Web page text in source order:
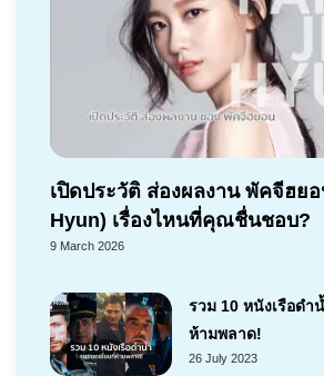
เปิดประวัติ ส่องผลงาน พัคจีฮย
Hyun) เรื่องไหนที่คุณชื่นชอบ?
9 March 2026
รวม 10 หนังเรือดำ
ห้ามพลาด!
26 July 2023